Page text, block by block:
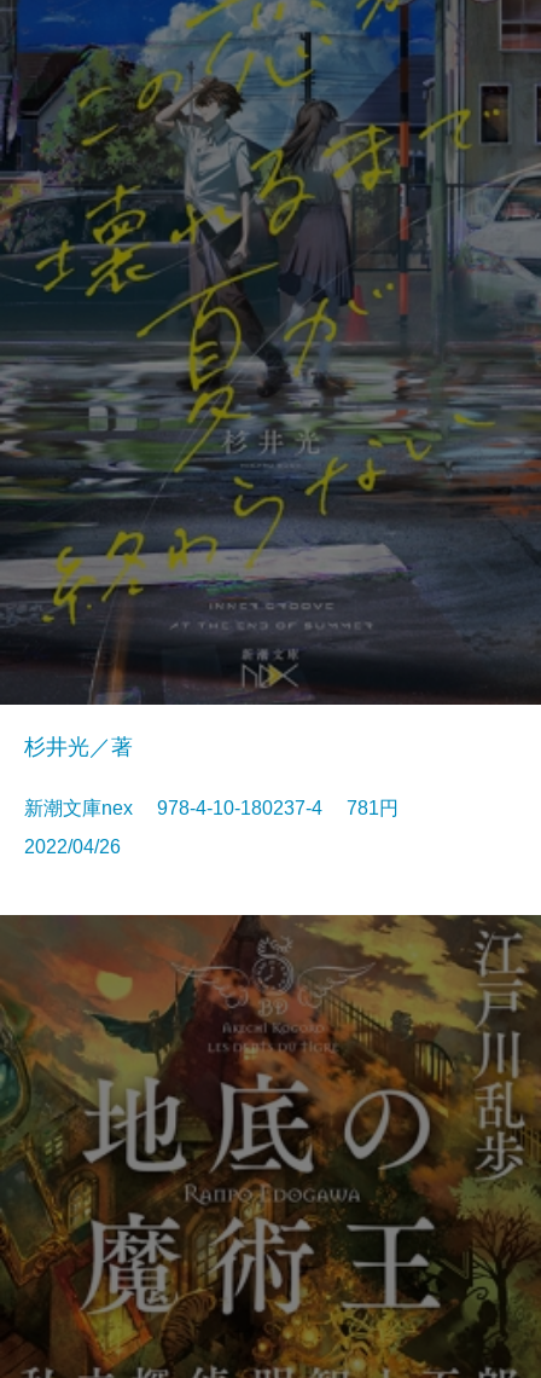
杉井光／著
新潮文庫nex 978-4-10-180237-4 781円
2022/04/26